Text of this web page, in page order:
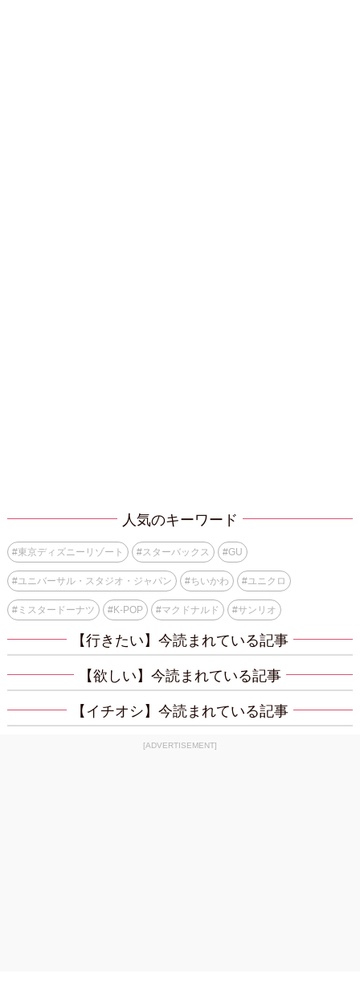
人気のキーワード
#東京ディズニーリゾート #スターバックス #GU
#ユニバーサル・スタジオ・ジャパン #ちいかわ #ユニクロ
#ミスタードーナツ #K-POP #マクドナルド #サンリオ
【行きたい】今読まれている記事
【欲しい】今読まれている記事
【イチオシ】今読まれている記事
[ADVERTISEMENT]